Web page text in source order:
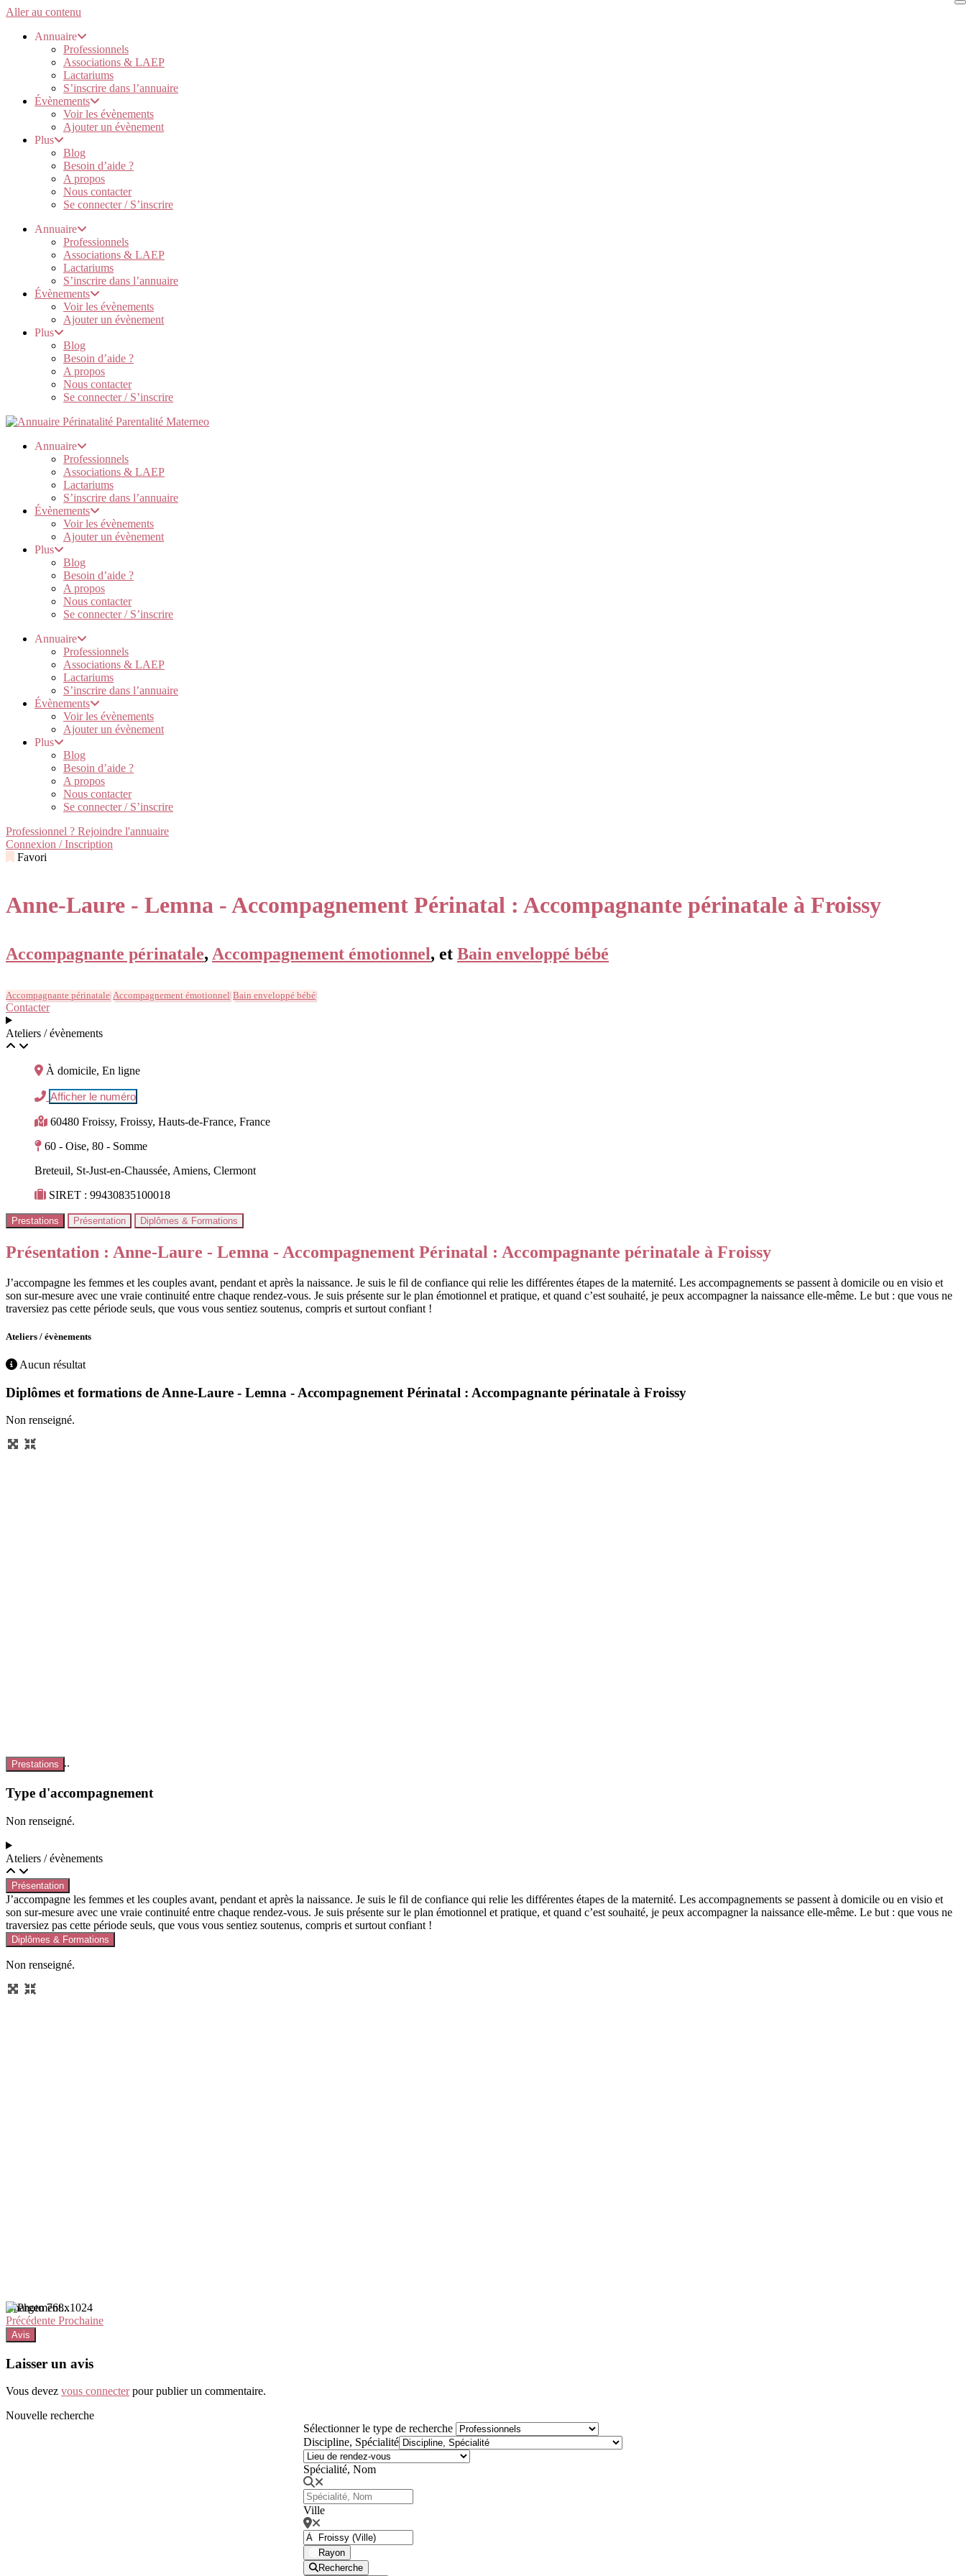
Aller au contenu
Annuaire
Professionnels
Associations & LAEP
Lactariums
S’inscrire dans l’annuaire
Évènements
Voir les évènements
Ajouter un évènement
Plus
Blog
Besoin d’aide ?
A propos
Nous contacter
Se connecter / S’inscrire
Annuaire
Professionnels
Associations & LAEP
Lactariums
S’inscrire dans l’annuaire
Évènements
Voir les évènements
Ajouter un évènement
Plus
Blog
Besoin d’aide ?
A propos
Nous contacter
Se connecter / S’inscrire
Annuaire
Professionnels
Associations & LAEP
Lactariums
S’inscrire dans l’annuaire
Évènements
Voir les évènements
Ajouter un évènement
Plus
Blog
Besoin d’aide ?
A propos
Nous contacter
Se connecter / S’inscrire
Annuaire
Professionnels
Associations & LAEP
Lactariums
S’inscrire dans l’annuaire
Évènements
Voir les évènements
Ajouter un évènement
Plus
Blog
Besoin d’aide ?
A propos
Nous contacter
Se connecter / S’inscrire
Professionnel ? Rejoindre l'annuaire
Connexion / Inscription
Favori
Anne-Laure - Lemna - Accompagnement Périnatal : Accompagnante périnatale à Froissy
Accompagnante périnatale, Accompagnement émotionnel, et Bain enveloppé bébé
Accompagnante périnatale Accompagnement émotionnel Bain enveloppé bébé
Contacter
Ateliers / évènements
À domicile, En ligne
Afficher le numéro
60480 Froissy, Froissy, Hauts-de-France, France
60 - Oise, 80 - Somme
Breteuil, St-Just-en-Chaussée, Amiens, Clermont
SIRET : 99430835100018
Prestations Présentation Diplômes & Formations
Présentation : Anne-Laure - Lemna - Accompagnement Périnatal : Accompagnante périnatale à Froissy
J’accompagne les femmes et les couples avant, pendant et après la naissance. Je suis le fil de confiance qui relie les différentes étapes de la maternité. Les accompagnements se passent à domicile ou en visio et
son sur-mesure avec une vraie continuité entre chaque rendez-vous. Je suis présente sur le plan émotionnel et pratique, et quand c’est souhaité, je peux accompagner la naissance elle-même. Le but : que vous ne
traversiez pas cette période seuls, que vous vous sentiez soutenus, compris et surtout confiant !
Ateliers / évènements
Aucun résultat
Diplômes et formations de Anne-Laure - Lemna - Accompagnement Périnatal : Accompagnante périnatale à Froissy
Non renseigné.
Chargement...
Prestations
Type d'accompagnement
Non renseigné.
Ateliers / évènements
Présentation
J’accompagne les femmes et les couples avant, pendant et après la naissance. Je suis le fil de confiance qui relie les différentes étapes de la maternité. Les accompagnements se passent à domicile ou en visio et
son sur-mesure avec une vraie continuité entre chaque rendez-vous. Je suis présente sur le plan émotionnel et pratique, et quand c’est souhaité, je peux accompagner la naissance elle-même. Le but : que vous ne
traversiez pas cette période seuls, que vous vous sentiez soutenus, compris et surtout confiant !
Diplômes & Formations
Non renseigné.
Chargement...
Précédente Prochaine
Avis
Laisser un avis
Vous devez vous connecterpour publier un commentaire.
Nouvelle recherche
Sélectionner le type de recherche
Discipline, Spécialité
Spécialité, Nom
Ville
Rayon
Recherche